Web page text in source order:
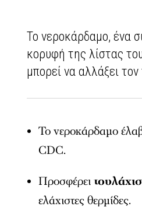
Το νεροκάρδαμο, ένα
κορυφή της λίστας
μπορεί να αλλάξει
Το νεροκάρδαμο
CDC.
Προσφέρει
ελάχιστες θερμίδες.